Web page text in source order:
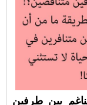
بين طرفين